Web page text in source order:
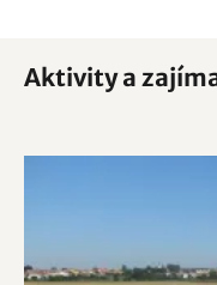
Aktivity a